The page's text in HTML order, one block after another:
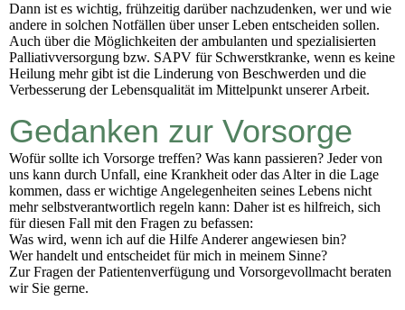
Dann ist es wichtig, frühzeitig darüber nachzudenken, wer und wie
andere in solchen Notfällen über unser Leben entscheiden sollen.
Auch über die Möglichkeiten der ambulanten und spezialisierten
Palliativversorgung bzw. SAPV für Schwerstkranke, wenn es keine
Heilung mehr gibt ist die Linderung von Beschwerden und die
Verbesserung der Lebensqualität im Mittelpunkt unserer Arbeit.
Gedanken zur Vorsorge
Wofür sollte ich Vorsorge treffen? Was kann passieren? Jeder von
uns kann durch Unfall, eine Krankheit oder das Alter in die Lage
kommen, dass er wichtige Angelegenheiten seines Lebens nicht
mehr selbstverantwortlich regeln kann: Daher ist es hilfreich, sich
für diesen Fall mit den Fragen zu befassen:
Was wird, wenn ich auf die Hilfe Anderer angewiesen bin?
Wer handelt und entscheidet für mich in meinem Sinne?
Zur Fragen der Patientenverfügung und Vorsorgevollmacht beraten
wir Sie gerne.